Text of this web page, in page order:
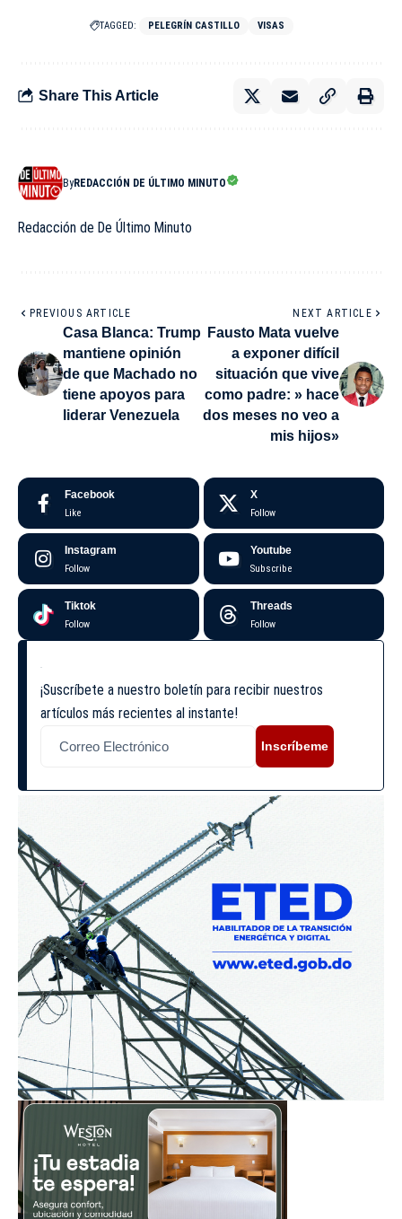
TAGGED: PELEGRÍN CASTILLO VISAS
Share This Article
ByREDACCIÓN DE ÚLTIMO MINUTO
Redacción de De Último Minuto
PREVIOUS ARTICLE
Casa Blanca: Trump
mantiene opinión
de que Machado no
tiene apoyos para
liderar Venezuela
NEXT ARTICLE
Fausto Mata vuelve
a exponer difícil
situación que vive
como padre: » hace
dos meses no veo a
mis hijos»
Facebook
Like
X
Follow
Instagram
Follow
Youtube
Subscribe
Tiktok
Follow
Threads
Follow
¡Suscríbete a nuestro boletín para recibir nuestros
artículos más recientes al instante!
Inscríbeme